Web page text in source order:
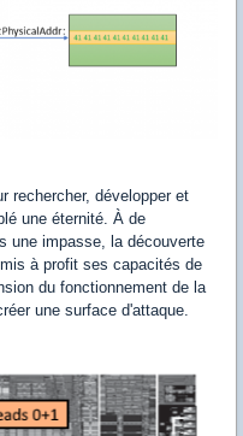
rechercher, développer et
une éternité. À de
une impasse, la découverte
à profit ses capacités de
du fonctionnement de la
une surface d'attaque.